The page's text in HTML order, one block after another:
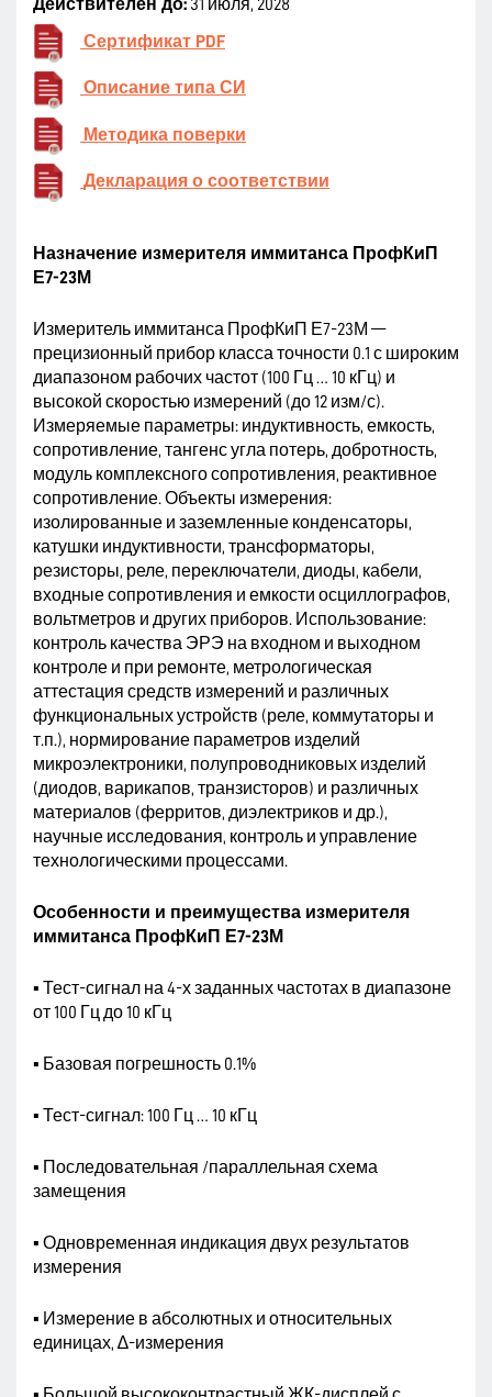
Действителен до: 31 июля, 2028
Сертификат PDF
Описание типа СИ
Методика поверки
Декларация о соответствии
Назначение измерителя иммитанса ПрофКиП
Е7-23М
Измеритель иммитанса ПрофКиП Е7-23М —
прецизионный прибор класса точности 0.1 с широким
диапазоном рабочих частот (100 Гц … 10 кГц) и
высокой скоростью измерений (до 12 изм/с).
Измеряемые параметры: индуктивность, емкость,
сопротивление, тангенс угла потерь, добротность,
модуль комплексного сопротивления, реактивное
сопротивление. Объекты измерения:
изолированные и заземленные конденсаторы,
катушки индуктивности, трансформаторы,
резисторы, реле, переключатели, диоды, кабели,
входные сопротивления и емкости осциллографов,
вольтметров и других приборов. Использование:
контроль качества ЭРЭ на входном и выходном
контроле и при ремонте, метрологическая
аттестация средств измерений и различных
функциональных устройств (реле, коммутаторы и
т.п.), нормирование параметров изделий
микроэлектроники, полупроводниковых изделий
(диодов, варикапов, транзисторов) и различных
материалов (ферритов, диэлектриков и др.),
научные исследования, контроль и управление
технологическими процессами.
Особенности и преимущества измерителя
иммитанса ПрофКиП Е7-23М
▪ Тест-сигнал на 4-х заданных частотах в диапазоне
от 100 Гц до 10 кГц
▪ Базовая погрешность 0.1%
▪ Тест-сигнал: 100 Гц … 10 кГц
▪ Последовательная /параллельная схема
замещения
▪ Одновременная индикация двух результатов
измерения
▪ Измерение в абсолютных и относительных
единицах, ∆-измерения